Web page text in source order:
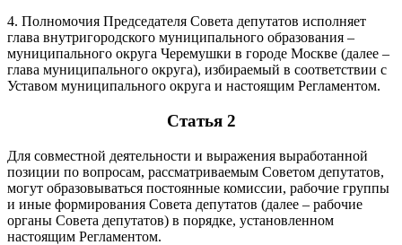
4. Полномочия Председателя Совета депутатов исполняет
глава внутригородского муниципального образования –
муниципального округа Черемушки в городе Москве (далее –
глава муниципального округа), избираемый в соответствии с
Уставом муниципального округа и настоящим Регламентом.
Статья 2
Для совместной деятельности и выражения выработанной
позиции по вопросам, рассматриваемым Советом депутатов,
могут образовываться постоянные комиссии, рабочие группы
и иные формирования Совета депутатов (далее – рабочие
органы Совета депутатов) в порядке, установленном
настоящим Регламентом.